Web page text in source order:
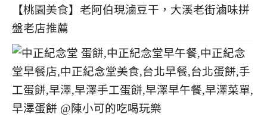
【桃園美食】老阿伯現滷豆干，大溪老街滷味拼
盤老店推薦